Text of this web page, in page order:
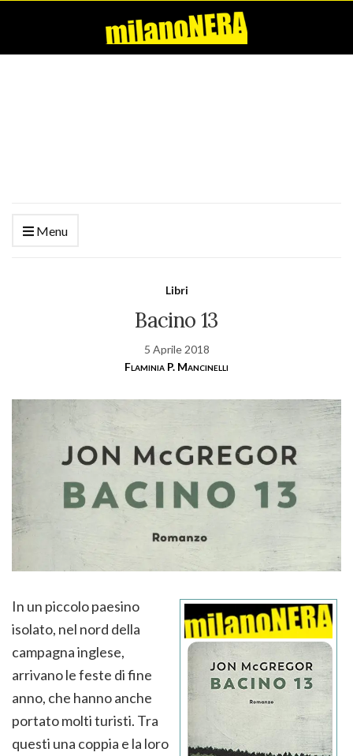
Menu
Libri
Bacino 13
5 Aprile 2018
Flaminia P. Mancinelli
In un piccolo paesino
isolato, nel nord della
campagna inglese,
arrivano le feste di fine
anno, che hanno anche
portato molti turisti. Tra
questi una coppia e la loro